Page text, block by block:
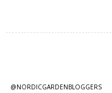
@NORDICGARDENBLOGGERS